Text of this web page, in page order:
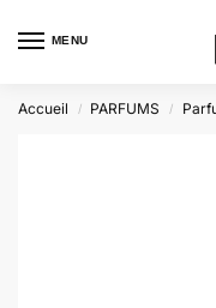
MENU
Accueil / PARFUMS /